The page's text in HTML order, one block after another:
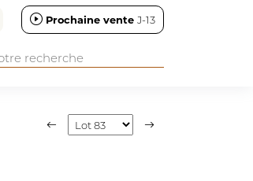
Prochaine vente J-13